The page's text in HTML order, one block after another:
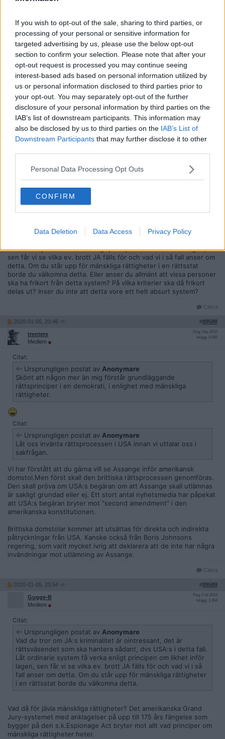
If you wish to opt-out of the sale, sharing to third parties, or
processing of your personal or sensitive information for
targeted advertising by us, please use the below opt-out
section to confirm your selection. Please note that after your
opt-out request is processed you may continue seeing
interest-based ads based on personal information utilized by
us or personal information disclosed to third parties prior to
your opt-out. You may separately opt-out of the further
disclosure of your personal information by third parties on the
IAB’s list of downstream participants. This information may
also be disclosed by us to third parties on the IAB’s List of
Downstream Participants that may further disclose it to other
Personal Data Processing Opt Outs
CONFIRM
Data Deletion Data Access Privacy Policy
Anonymare
Inlägg: 7 019
Citat:
Ursprungligen postat avtrenterx
Nej. Trumpadministrationen vill lägga rabarber på Assange för
att döma honom till 175 års fängelse.
Jag tror inte heller att Assange begått något brott. Så ställ
den frågan till amerikanska justitiedepartmentet i stället.
Du har inga som helst belägg för dina påståenden. USA har
formulerat ett brett åtal eftersom praxis är att man inte får komma
med kompletterande brottsmisstankar senare. Det är givetvis helt
uteslutet att han skulle få 175 år och det tror jag att du också
förstår. Inte ens Manning fick något i närheten av detta utan hen
kom i praktiken mycket lindrigt undan efter att ha fått sitt straff
avkortat av Obama.
Vad du tror om JA:s kriminalitet är ointressant, det är
ordinarie system få verka enligt principen om likhet inför lagen,
sen får vi se vilka ev. brott JA fälls för och vad vi i så fall anser om
detta. Om du står upp för mänskliga rättigheter i en rättsstat
borde du välkomna detta. Eller anser du allmänt att vissa personer
ska ha frikort från detta system? På vilka kriterier ska då frikort
delas ut? Inser du inte att detta vore ett helt absurt system?
Citera
2020-01-05, 20:46 #89588
trenterx
Medlem
Reg: Sep 2010
Inlägg: 5 092
Citat:
Ursprungligen postat av Anonymare
Skönt att någon mer än mig förstår grundläggande
rättsprinciper i en demokrati, i enlighet med mänskliga
rättigheter.
Citat:
Ursprungligen postat av Anonymare
Låt oss invänta rättsprocessen i USA innan vi uttalar oss i
sakfrågan.
Vi har förstått att du gärna vill se Assange inför amerikansk
domstol.Men först skall den brittiska rättsprocessen genomföras.
Den skall pröva om USA:s begäran om att Assange skall utlämnas
är sakligt grundad eller ej. Ett stort antal nyhetsmedia har påpekat
att USA:s begäran bryter mot "second amendment" i den
amerikanska konstitutionen.
Brittiska domstolar kommer att utsättas för direkta och indirekta
påtryckningar från USA. Kanske också från Boris Johnsons
regering, som varit mycket ivrig att deklarera att de inte har några
invändningar mot utlämning av Assange.
Citera
2020-01-05, 20:54 #89589
Gugge-B
Medlem
Reg: Feb 2014
Inlägg: 1 364
Citat:
Ursprungligen postat av Anonymare
Vad du tror om JA:s kriminalitet är ointressant, det är
rättsväsendet som ska hantera sådant, dvs USA:s i detta fall.
Låt ordinarie system få verka enligt principen om likhet inför
lagen, sen får vi se vilka ev. brott JA fälls för och vad vi i så
fall anser om detta. Om du står upp för mänskliga rättigheter
i en rättsstat borde du välkomna detta.
Vad då för jävla mänskliga rättigheter? Det amerikanska Grand
Jury-systemet med anklagelser på upp till 175 års fängelse som
bygger på den s.k.Espionage Act bryter mot allt vad principer om
mänskliga rättigheter heter.